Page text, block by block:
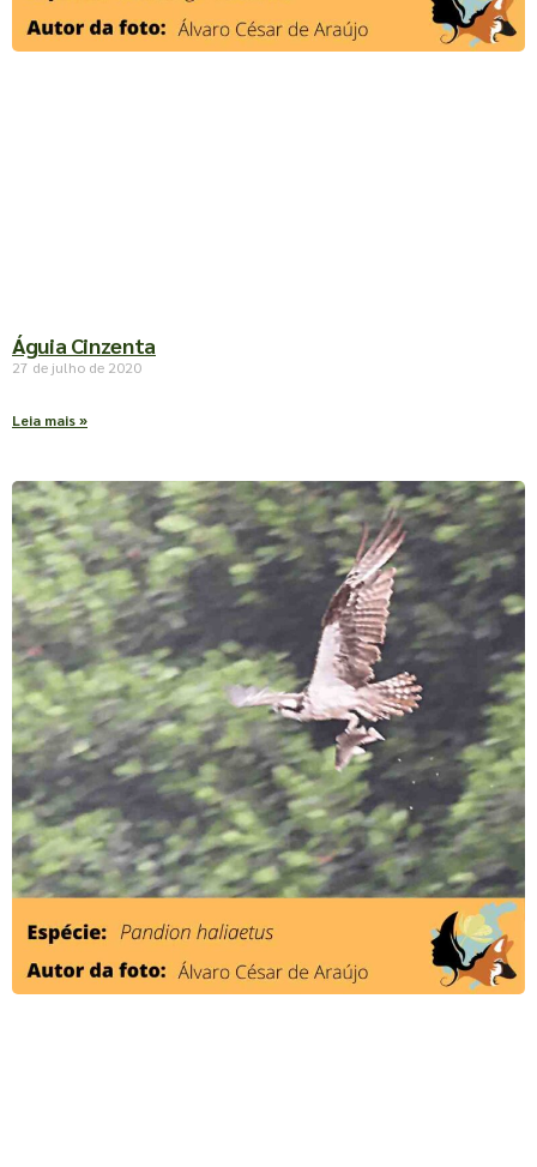
Águia Cinzenta
27 de julho de 2020
Leia mais »